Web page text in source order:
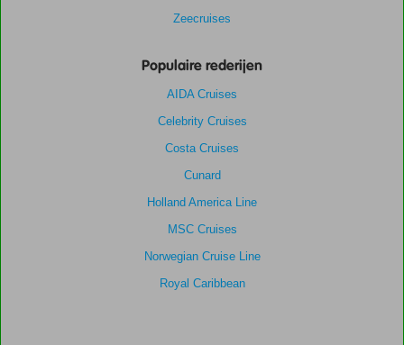
Zeecruises
Populaire rederijen
AIDA Cruises
Celebrity Cruises
Costa Cruises
Cunard
Holland America Line
MSC Cruises
Norwegian Cruise Line
Royal Caribbean